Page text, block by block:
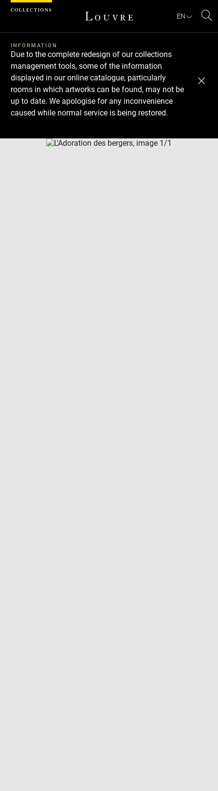
EN
INFORMATION
Due to the complete redesign of our collections
management tools, some of the information
displayed in our online catalogue, particularly
rooms in which artworks can be found, may not be
up to date. We apologise for any inconvenience
caused while normal service is being restored.
Download
Next
Previous
Cookies management panel